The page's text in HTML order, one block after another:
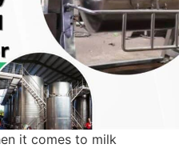
it comes to milk